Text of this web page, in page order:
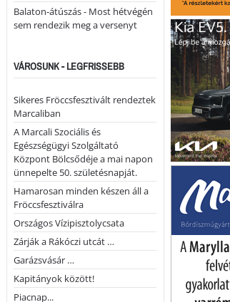
Balaton-átúszás - Most hétvégén
sem rendezik meg a versenyt
VÁROSUNK - LEGFRISSEBB
Sikeres Fröccsfesztivált rendeztek
Marcaliban
A Marcali Szociális és
Egészségügyi Szolgáltató
Központ Bölcsődéje a mai napon
ünnepelte 50. születésnapját.
Hamarosan minden készen áll a
Fröccsfesztiválra
Országos Vízipisztolycsata
Zárják a Rákóczi utcát …
Garázsvásár …
Kapitányok között!
Piacnap...